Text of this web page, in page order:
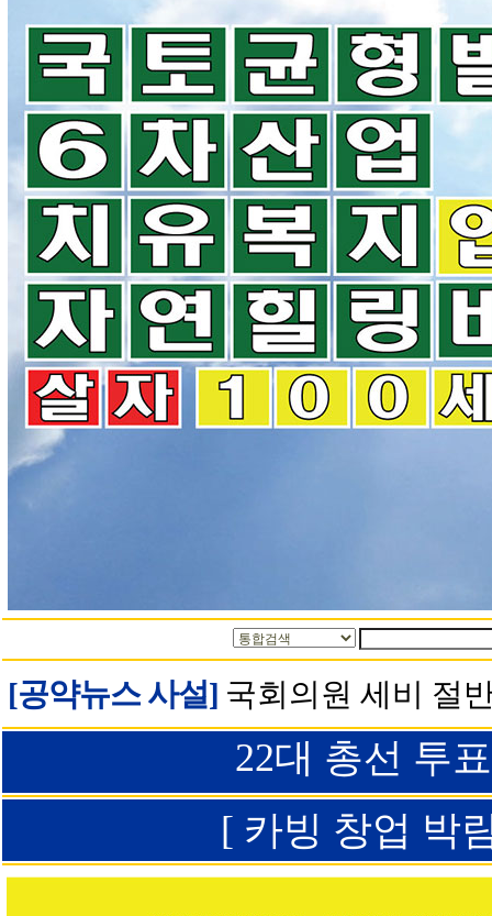
[공약뉴스 사설] 국회의원 세비 절
22대 총선 투
[ 카빙 창업 박